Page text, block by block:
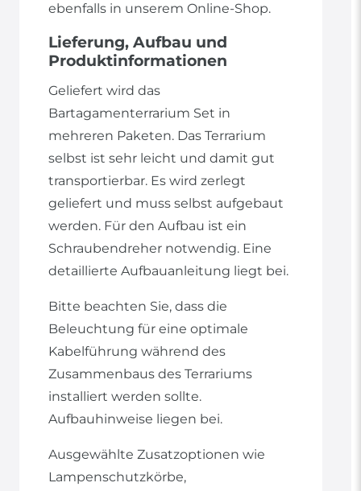
ebenfalls in unserem Online-Shop.
Lieferung, Aufbau und
Produktinformationen
Geliefert wird das
Bartagamenterrarium Set in
mehreren Paketen. Das Terrarium
selbst ist sehr leicht und damit gut
transportierbar. Es wird zerlegt
geliefert und muss selbst aufgebaut
werden. Für den Aufbau ist ein
Schraubendreher notwendig. Eine
detaillierte Aufbauanleitung liegt bei.
Bitte beachten Sie, dass die
Beleuchtung für eine optimale
Kabelführung während des
Zusammenbaus des Terrariums
installiert werden sollte.
Aufbauhinweise liegen bei.
Ausgewählte Zusatzoptionen wie
Lampenschutzkörbe,